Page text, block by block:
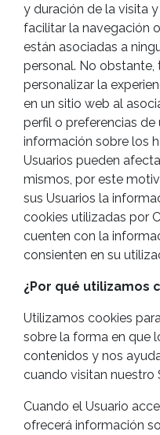
y duración de la visita
facilitar la navegación
están asociadas a
personal. No obstante,
personalizar la
en un sitio web al
perfil o preferencias de
información sobre los
Usuarios pueden
mismos, por este
sus Usuarios la
cookies utilizadas por
cuenten con la
consienten en su
¿Por qué utilizamos
Utilizamos cookies
sobre la forma en que
contenidos y nos
cuando visitan nuestro
Cuando el Usuario
ofrecerá información